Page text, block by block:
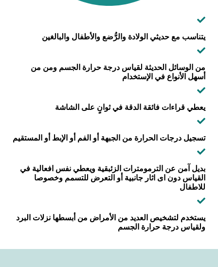
يتناسب مع حديثي الولادة والرُّضع والأطفال والبالغين
من الوسائل الحديثة لقياس درجة حرارة الجسم ومن من
أسهل الأنواع في الإستخدام
يعطي قراءات فائقة الدقة في ثوانٍ على الشاشة
تسجيل درجات الحرارة من الجبهة أو الفم أو الإبط أو المستقيم
بديل آمن عن الترمومترات الزئبقية ويعطي نفس افعالية في
القياس دون اى اثار جانبية أو التعرض للتسمم وخصوصا
للاطفال
يستخدم لتشخيص العديد من الأمراض من أبسطها نزلات البرد
ولقياس درجة حرارة الجسم